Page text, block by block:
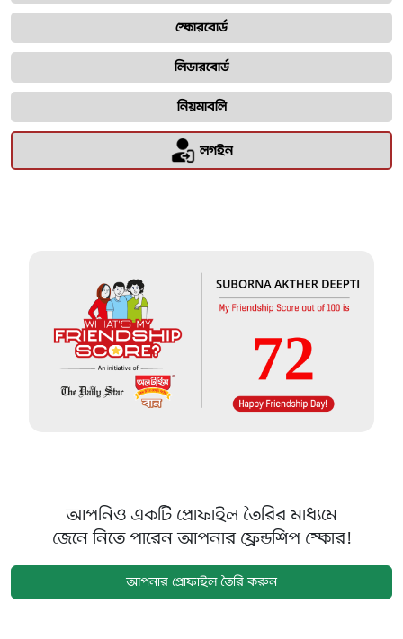
স্কোরবোর্ড
লিডারবোর্ড
নিয়মাবলি
লগইন
আপনিও একটি প্রোফাইল তৈরির মাধ্যমে
জেনে নিতে পারেন আপনার ফ্রেন্ডশিপ স্কোর!
আপনার প্রোফাইল তৈরি করুন